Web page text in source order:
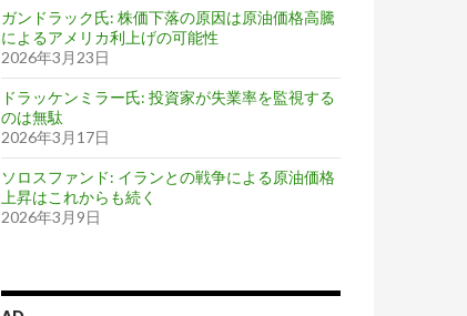
ガンドラック氏: 株価下落の原因は原油価格高騰
によるアメリカ利上げの可能性
2026年3月23日
ドラッケンミラー氏: 投資家が失業率を監視する
のは無駄
2026年3月17日
ソロスファンド: イランとの戦争による原油価格
上昇はこれからも続く
2026年3月9日